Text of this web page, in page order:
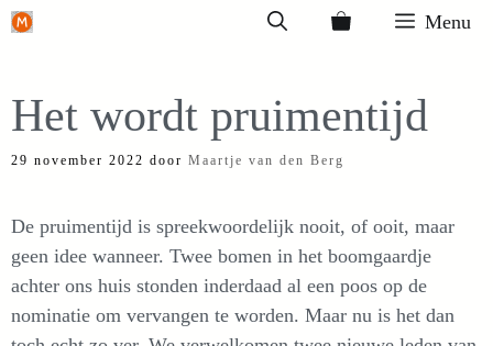
Ga
inhoud
Menu
Het wordt pruimentijd
29 november 2022 door Maartje van den Berg
De pruimentijd is spreekwoordelijk nooit, of ooit, maar
geen idee wanneer. Twee bomen in het boomgaardje
achter ons huis stonden inderdaad al een poos op de
nominatie om vervangen te worden. Maar nu is het dan